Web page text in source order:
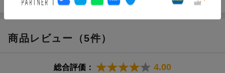
商品レビュー（5件）
総合評価： 4.00